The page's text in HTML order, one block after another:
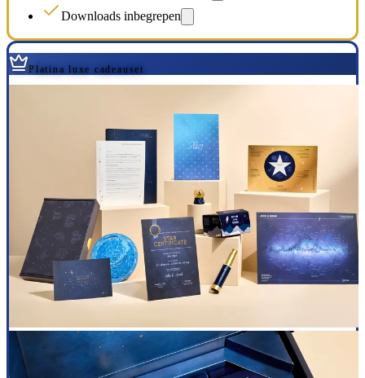
Downloads inbegrepen
Platina luxe cadeauset